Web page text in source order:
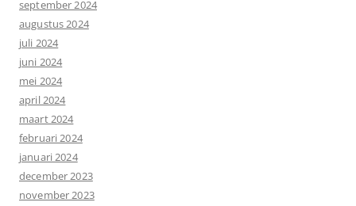
september 2024
augustus 2024
juli 2024
juni 2024
mei 2024
april 2024
maart 2024
februari 2024
januari 2024
december 2023
november 2023